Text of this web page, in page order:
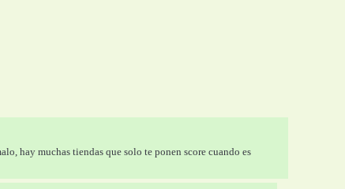
hay muchas tiendas que solo te ponen score cuando es